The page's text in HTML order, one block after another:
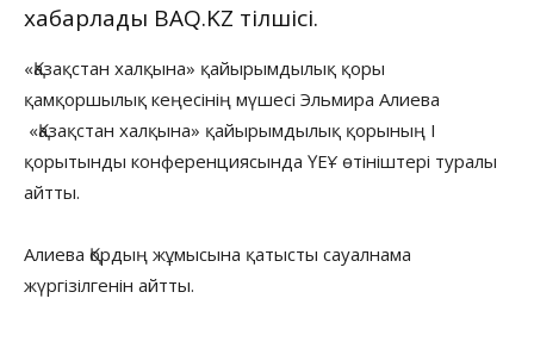
хабарлады BAQ.KZ тілшісі.
«Қазақстан халқына» қайырымдылық қоры
қамқоршылық кеңесінің мүшесі Эльмира Алиева
«Қазақстан халқына» қайырымдылық қорының I
қорытынды конференциясында ҮЕҰ өтініштері туралы
айтты.
Алиева Қордың жұмысына қатысты сауалнама
жүргізілгенін айтты.